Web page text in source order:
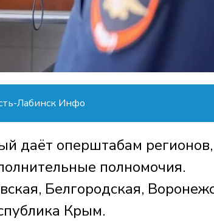
Лабинск Инфо
даёт оперштабам регионов,
полномочия.
Белгородская,
Крым.